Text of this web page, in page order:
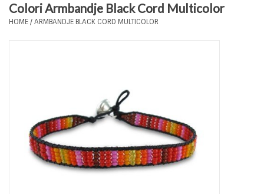
Plus Size Sieraden
Haaraccesoires
Zonnebrillen
Colori Armbandje Black Cord Multicolor
HOME/ARMBANDJE BLACK CORD MULTICOLOR